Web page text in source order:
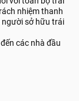
nhiệm thanh
người sở hữu trái
các nhà đầu